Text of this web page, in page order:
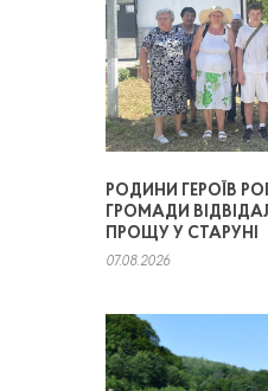
РОДИНИ ГЕРОЇВ
ГРОМАДИ
ПРОЩУ У СТАРУНІ
07.08.2026